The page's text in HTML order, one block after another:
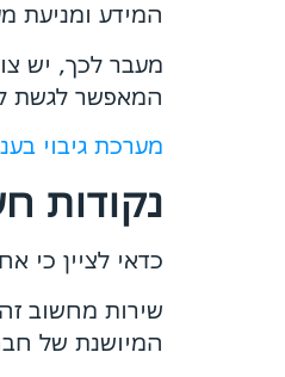
המידע ומניעת
מעבר לכך, יש
המאפשר לגשת
מערכת גיבוי
נקודות
כדאי לציין כי
שירות מחשוב
המיושנת של